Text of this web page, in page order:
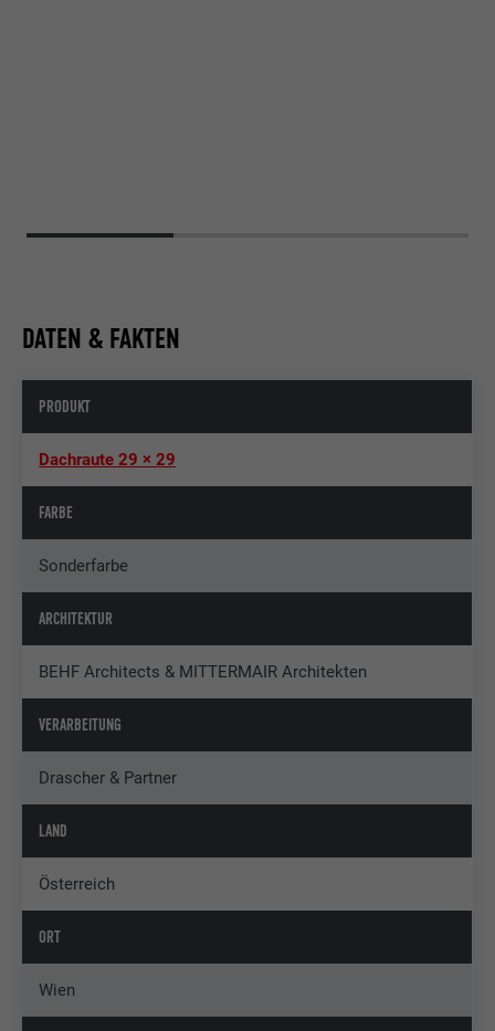
DATEN & FAKTEN
PRODUKT
Dachraute 29 × 29
FARBE
Sonderfarbe
ARCHITEKTUR
BEHF Architects & MITTERMAIR Architekten
VERARBEITUNG
Drascher & Partner
LAND
Österreich
ORT
Wien